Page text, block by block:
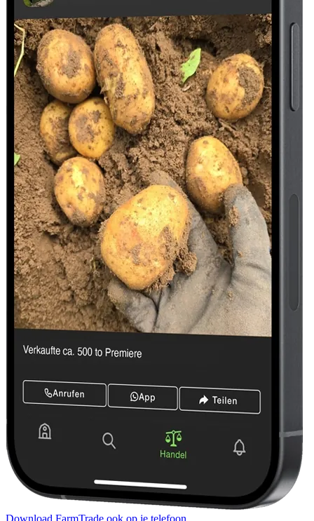
Download FarmTrade ook op je telefoon